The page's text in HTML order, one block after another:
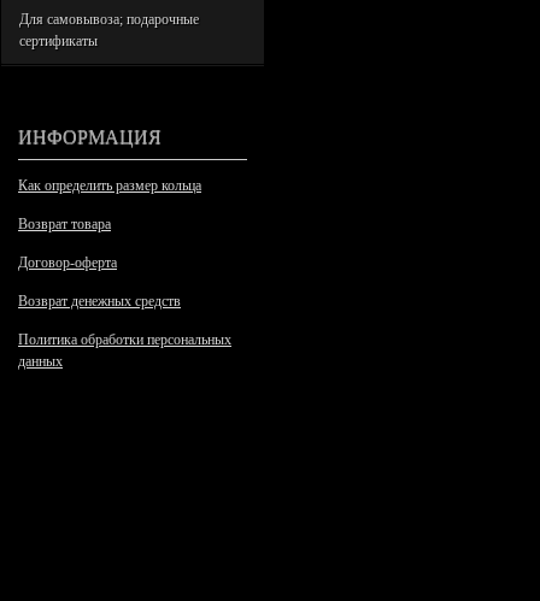
Для самовывоза; подарочные
сертификаты
ИНФОРМАЦИЯ
Как определить размер кольца
Возврат товара
Договор-оферта
Возврат денежных средств
Политика обработки персональных
данных